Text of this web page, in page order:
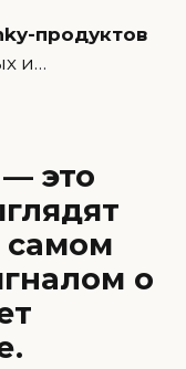
продуктов
и…
это
самом
о